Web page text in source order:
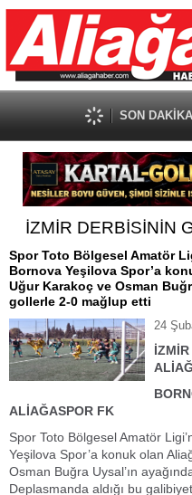
SON DAKİKA
İZMİR DERBİSİNİN
Spor Toto Bölgesel Amatör
Bornova Yeşilova Spor’a
Uğur Karakoç ve Osman
gollerle 2-0 mağlup etti
24
ALİAĞASPOR FK
Spor Toto Bölgesel Amatör
Yeşilova Spor’a konuk olan
Osman Buğra Uysal’ın
Deplasmanda aldığı bu